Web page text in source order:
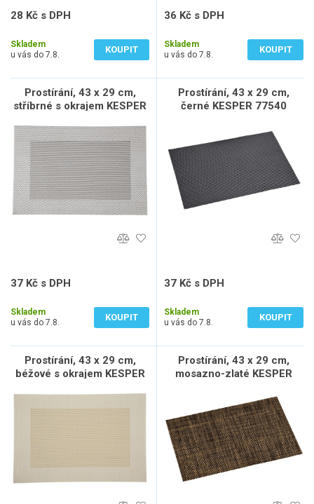
28 Kč s DPH
Skladem
u vás do 7.8.
KOUPIT
36 Kč s DPH
Skladem
u vás do 7.8.
KOUPIT
Prostírání, 43 x 29 cm,
stříbrné s okrajem KESPER
37 Kč s DPH
Skladem
u vás do 7.8.
KOUPIT
Prostírání, 43 x 29 cm,
černé KESPER 77540
37 Kč s DPH
Skladem
u vás do 7.8.
KOUPIT
Prostírání, 43 x 29 cm,
béžové s okrajem KESPER
Prostírání, 43 x 29 cm,
mosazno-zlaté KESPER